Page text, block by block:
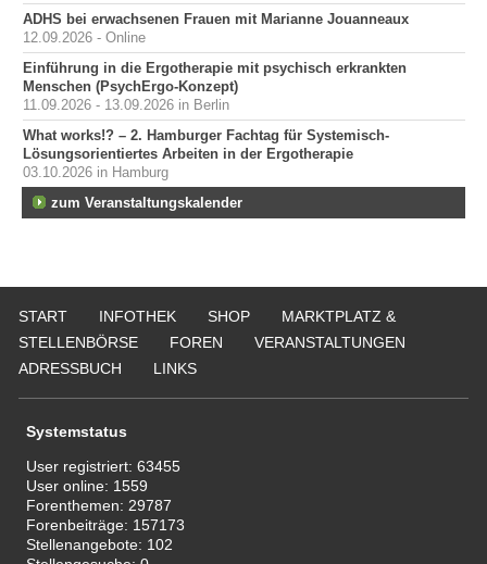
ADHS bei erwachsenen Frauen mit Marianne Jouanneaux
12.09.2026 - Online
Einführung in die Ergotherapie mit psychisch erkrankten
Menschen (PsychErgo-Konzept)
11.09.2026 - 13.09.2026 in Berlin
What works!? – 2. Hamburger Fachtag für Systemisch-
Lösungsorientiertes Arbeiten in der Ergotherapie
03.10.2026 in Hamburg
zum Veranstaltungskalender
START INFOTHEK SHOP
MARKTPLATZ &
STELLENBÖRSE
FOREN
VERANSTALTUNGEN
ADRESSBUCH
LINKS
Systemstatus
User registriert:63455
User online: 1559
Forenthemen: 29787
Forenbeiträge: 157173
Stellenangebote: 102